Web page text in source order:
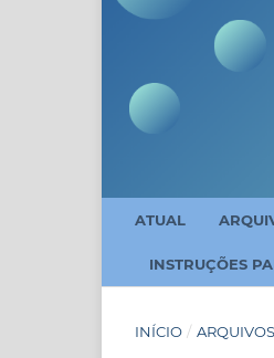
ATUAL
INSTRUÇÕES
INÍCIO / ARQUIVOS